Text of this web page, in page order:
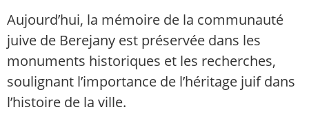
Aujourd’hui, la mémoire de la communauté
juive de Berejany est préservée dans les
monuments historiques et les recherches,
soulignant l’importance de l’héritage juif dans
l’histoire de la ville.